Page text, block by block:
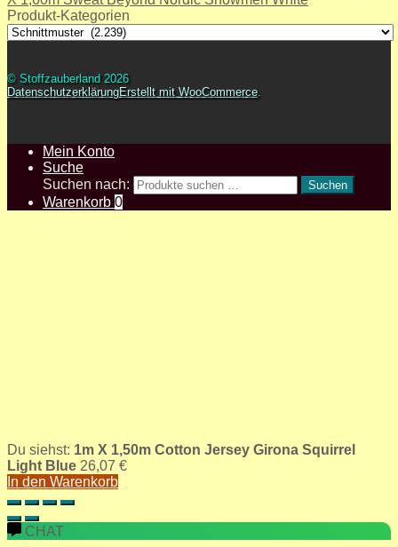
Produkt-Kategorien
© Stoffzauberland 2026
DatenschutzerklärungErstellt mit WooCommerce.
Mein Konto
Suche
Suchen nach:
Suchen
Warenkorb 0
Du siehst: 1m X 1,50m Cotton Jersey Girona Squirrel
Light Blue 26,07 €
In den Warenkorb
CHAT